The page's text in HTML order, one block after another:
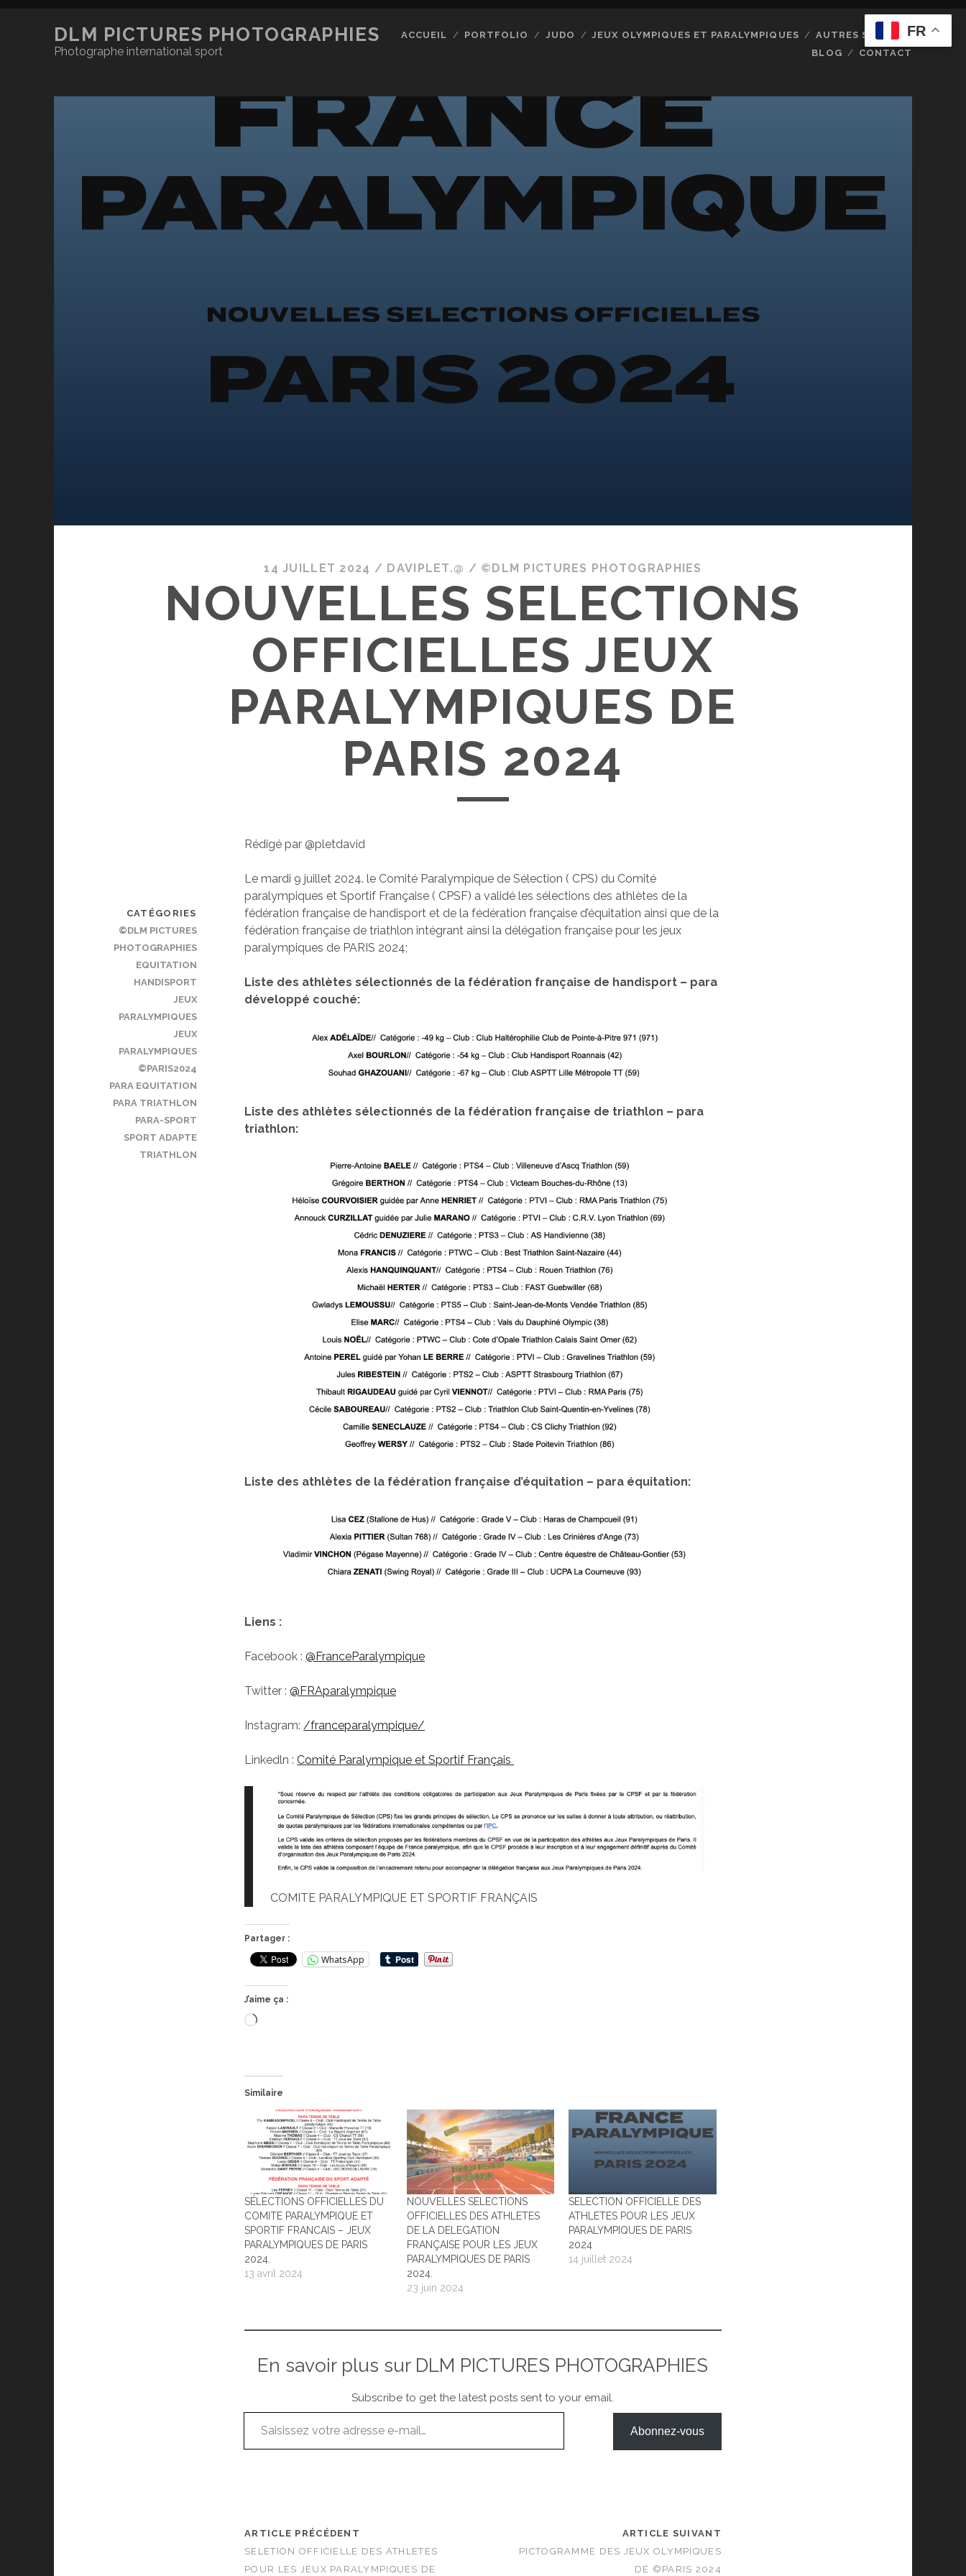
DLM PICTURES PHOTOGRAPHIES
Photographe international sport
ACCUEIL PORTFOLIO JUDO JEUX OLYMPIQUES ET PARALYMPIQUES
AUTRES SPORTS
BLOG
CONTACT
14 JUILLET 2024 / DAVIPLET.@ / ©DLM PICTURES PHOTOGRAPHIES
NOUVELLES SELECTIONS
OFFICIELLES JEUX
PARALYMPIQUES DE
PARIS 2024
Rédigé par @pletdavid
Le mardi 9 juillet 2024. le Comité Paralympique de Sélection ( CPS) du Comité
paralympiques et Sportif Française ( CPSF) a validé les sélections des athlètes de la
fédération française de handisport et de la fédération française d’équitation ainsi que de la
fédération française de triathlon intégrant ainsi la délégation française pour les jeux
paralympiques de PARIS 2024;
Liste des athlètes sélectionnés de la fédération française de handisport – para
développé couché:
Liste des athlètes sélectionnés de la fédération française de triathlon – para
triathlon:
Liste des athlètes de la fédération française d’équitation – para équitation:
Liens :
Facebook :@FranceParalympique
Twitter :@FRAparalympique
Instagram: /franceparalympique/
Linkedln :Comité Paralympique et Sportif Français
COMITE PARALYMPIQUE ET SPORTIF FRANÇAIS
Partager :
WhatsApp
J’aime ça :
Chargement…
Similaire
SÉLECTIONS OFFICIELLES DU
COMITE PARALYMPIQUE ET
SPORTIF FRANCAIS – JEUX
PARALYMPIQUES DE PARIS
2024.
13 avril 2024
NOUVELLES SELECTIONS
OFFICIELLES DES ATHLETES
DE LA DELEGATION
FRANÇAISE POUR LES JEUX
PARALYMPIQUES DE PARIS
2024.
23 juin 2024
SELECTION OFFICIELLE DES
ATHLETES POUR LES JEUX
PARALYMPIQUES DE PARIS
2024
14 juillet 2024
En savoir plus sur DLM PICTURES PHOTOGRAPHIES
Subscribe to get the latest posts sent to your email.
Saisissez votre adresse e-mail…
Abonnez-vous
ARTICLE PRÉCÉDENT
SELETION OFFICIELLE DES ATHLETES
POUR LES JEUX PARALYMPIQUES DE
ARTICLE SUIVANT
PICTOGRAMME DES JEUX OLYMPIQUES
DE ©PARIS 2024
CATÉGORIES
©DLM PICTURES
PHOTOGRAPHIES
EQUITATION
HANDISPORT
JEUX
PARALYMPIQUES
JEUX
PARALYMPIQUES
©PARIS2024
PARA EQUITATION
PARA TRIATHLON
PARA-SPORT
SPORT ADAPTE
TRIATHLON
FR